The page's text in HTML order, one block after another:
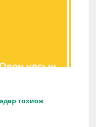
тохиож